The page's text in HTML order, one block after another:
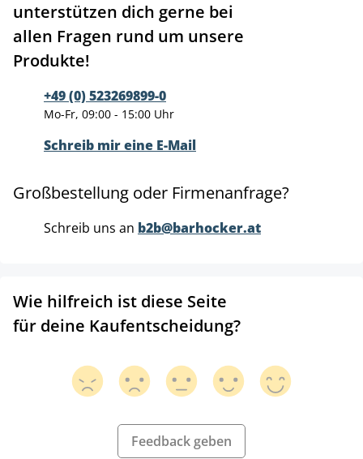
unterstützen dich gerne bei
allen Fragen rund um unsere
Produkte!
+49 (0) 523269899-0
Mo-Fr, 09:00 - 15:00 Uhr
Schreib mir eine E-Mail
Großbestellung oder Firmenanfrage?
Schreib uns an b2b@barhocker.at
Wie hilfreich ist diese Seite
für deine Kaufentscheidung?
Feedback geben